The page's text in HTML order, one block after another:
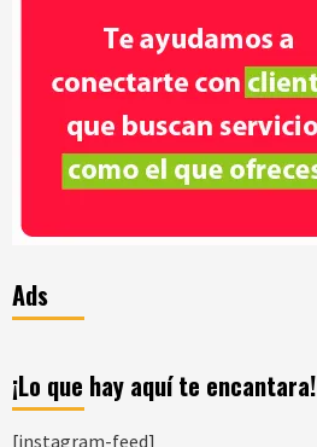
Ads
¡Lo que hay aquí te encantara!
[instagram-feed]